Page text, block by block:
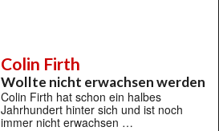
Colin Firth
Wollte nicht erwachsen werden
Colin Firth hat schon ein halbes
Jahrhundert hinter sich und ist noch
immer nicht erwachsen …